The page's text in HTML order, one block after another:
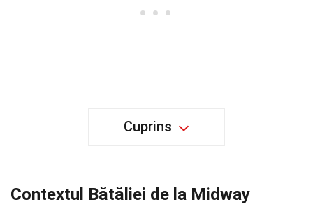
Cuprins
Contextul Bătăliei de la Midway